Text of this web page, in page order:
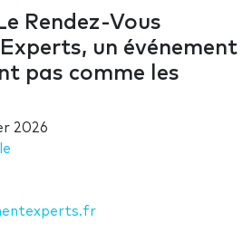
Rendez-Vous
un événement
pas comme les
2026